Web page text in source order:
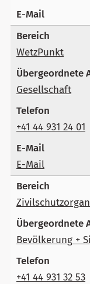
WetzPunkt
Gesellschaft
+41 44 931 24 01
E-Mail
Bevölkerung +
+41 44 931 32 53